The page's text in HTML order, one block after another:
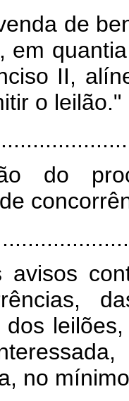
de
em
II,
o leilão."
do
avisos
dos
no